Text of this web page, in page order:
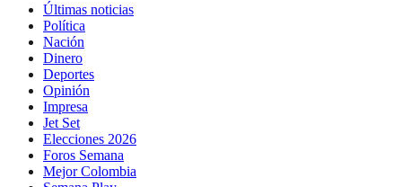
Últimas noticias
Política
Nación
Dinero
Deportes
Opinión
Impresa
Jet Set
Elecciones 2026
Foros Semana
Mejor Colombia